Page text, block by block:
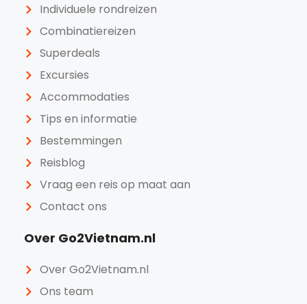
Individuele rondreizen
Combinatiereizen
Superdeals
Excursies
Accommodaties
Tips en informatie
Bestemmingen
Reisblog
Vraag een reis op maat aan
Contact ons
Over Go2Vietnam.nl
Over Go2Vietnam.nl
Ons team